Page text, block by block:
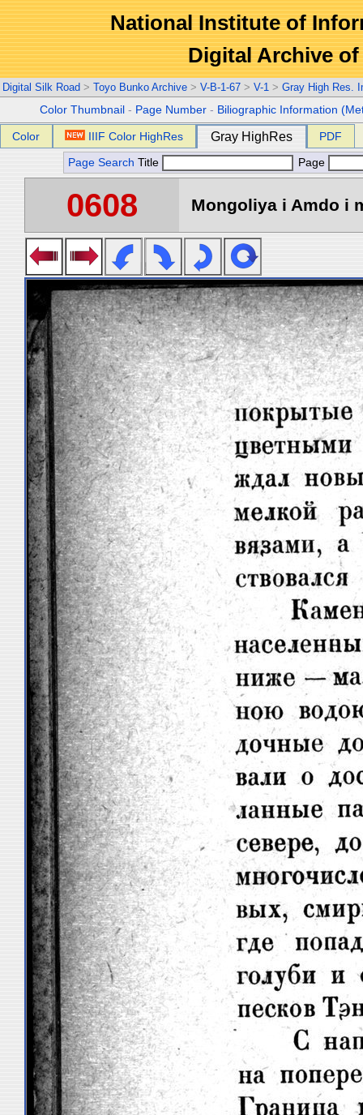
National Institute of
Digital Archive
Digital Silk Road > Toyo Bunko Archive > V-B-1-67 > V-1 > Gray High Res.
Color Thumbnail - Page Number - Biliographic Information
Color IIIF Color HighRes Gray HighRes PDF
Page Search Title Page
0608 Mongoliya i Amdo i